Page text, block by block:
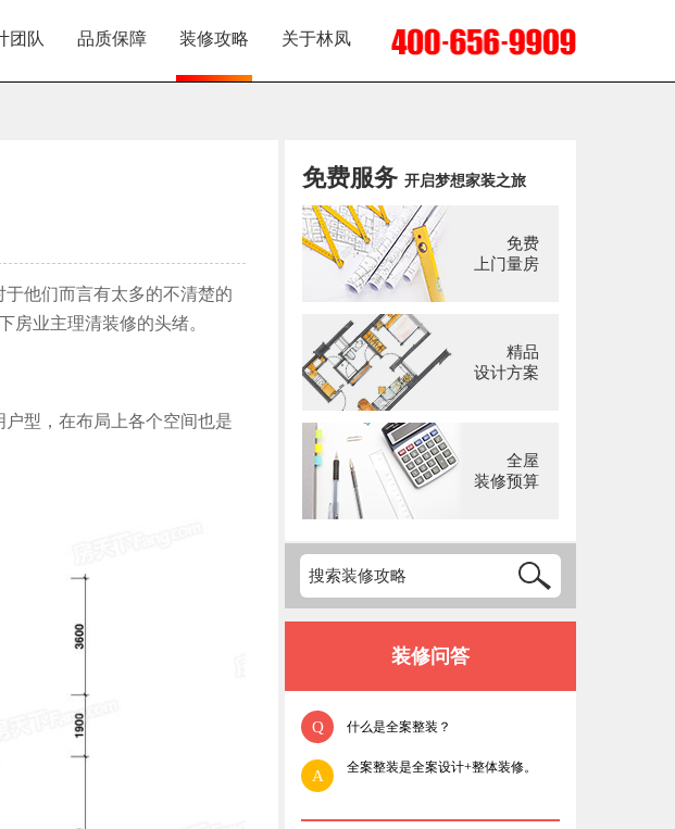
团队 品质保障 装修攻略 关于林凤
他们而言有太多的不清楚的
房业主理清装修的头绪。
型，在布局上各个空间也是
免费服务 开启梦想家装之旅
免费
上门量房
精品
设计方案
全屋
装修预算
装修问答
Q 什么是全案整装？
A 全案整装是全案设计+整体装修。